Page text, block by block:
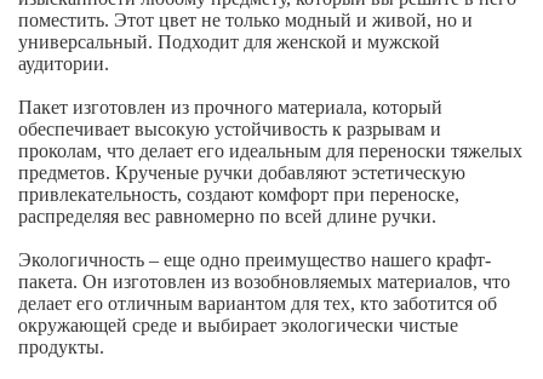
поместить. Этот цвет не только модный и живой, но и
универсальный. Подходит для женской и мужской
аудитории.
Пакет изготовлен из прочного материала, который
обеспечивает высокую устойчивость к разрывам и
проколам, что делает его идеальным для переноски тяжелых
предметов. Крученые ручки добавляют эстетическую
привлекательность, создают комфорт при переноске,
распределяя вес равномерно по всей длине ручки.
Экологичность – еще одно преимущество нашего крафт-
пакета. Он изготовлен из возобновляемых материалов, что
делает его отличным вариантом для тех, кто заботится об
окружающей среде и выбирает экологически чистые
продукты.